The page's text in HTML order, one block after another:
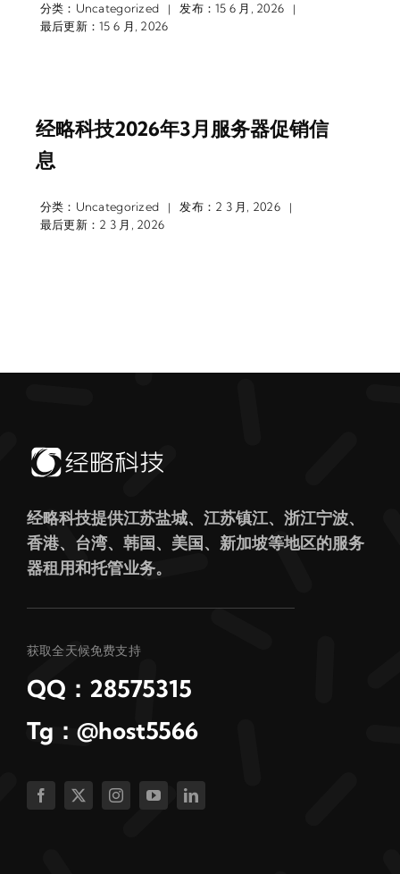
分类： Uncategorized | 发布：15 6 月, 2026
|
最后更新：15 6 月, 2026
经略科技2026年3月服务器促销信
息
分类： Uncategorized | 发布：2 3 月, 2026
|
最后更新：2 3 月, 2026
经略科技提供江苏盐城、江苏镇江、浙江宁波、
香港、台湾、韩国、美国、新加坡等地区的服务
器租用和托管业务。
获取全天候免费支持
QQ：28575315
Tg：@host5566